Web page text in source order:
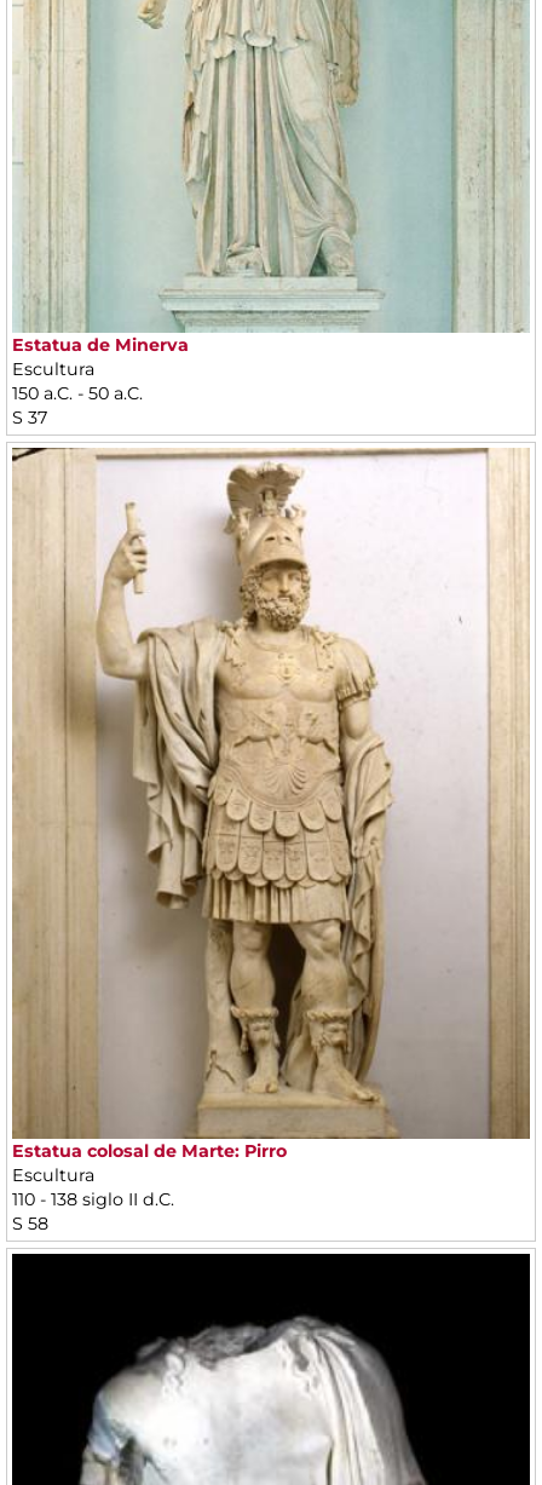
Estatua de Minerva
Escultura
150 a.C. - 50 a.C.
S 37
Estatua colosal de Marte: Pirro
Escultura
110 - 138 siglo II d.C.
S 58